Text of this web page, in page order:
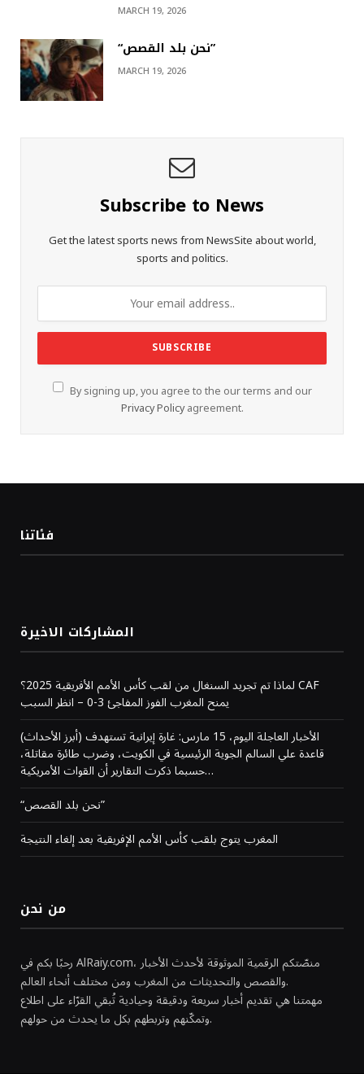
MARCH 19, 2026
“نحن بلد القصص”
MARCH 19, 2026
Subscribe to News
Get the latest sports news from NewsSite about world,
sports and politics.
By signing up, you agree to the our terms and our
Privacy Policyagreement.
فئاتنا
المشاركات الاخيرة
لماذا تم تجريد السنغال من لقب كأس الأمم الأفريقية 2025؟ CAF
يمنح المغرب الفوز المفاجئ 3-0 – انظر السبب
(أبرز الأحداث) الأخبار العاجلة اليوم، 15 مارس: غارة إيرانية تستهدف
قاعدة علي السالم الجوية الرئيسية في الكويت، وضرب طائرة مقاتلة،
حسبما ذكرت التقارير أن القوات الأمريكية…
“نحن بلد القصص”
المغرب يتوج بلقب كأس الأمم الإفريقية بعد إلغاء النتيجة
من نحن
رحبًا بكم في AlRaiy.com، منصّتكم الرقمية الموثوقة لأحدث الأخبار
والقصص والتحديثات من المغرب ومن مختلف أنحاء العالم.
مهمتنا هي تقديم أخبار سريعة ودقيقة وحيادية تُبقي القرّاء على اطلاع
وتمكّنهم وتربطهم بكل ما يحدث من حولهم.